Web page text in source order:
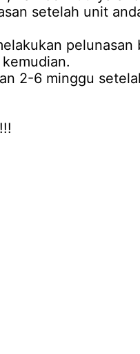
setelah unit
pelunasan
2-6 minggu